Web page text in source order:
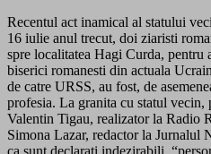
Recentul act inamical al statului
16 iulie anul trecut, doi ziaristi
spre localitatea Hagi Curda, pentru
biserici romanesti din actuala
de catre URSS, au fost, de
profesia. La granita cu statul
Valentin Tigau, realizator la Radio
Simona Lazar, redactor la Jurnalul
ca sunt declarati indezirabili,